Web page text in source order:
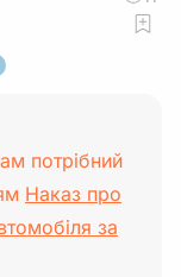
потрібний
Наказ про
за